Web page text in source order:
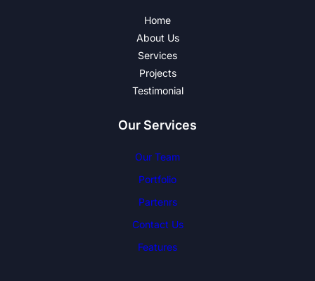
Home
About Us
Services
Projects
Testimonial
Our Services
Our Team
Portfolio
Partenrs
Contact Us
Features